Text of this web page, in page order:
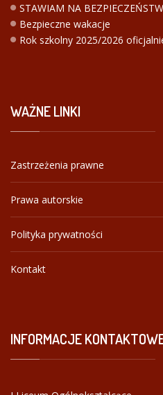
STAWIAM NA
Bezpieczne wakacje
Rok szkolny 2025/2026
WAŻNELINKI
Zastrzeżenia prawne
Prawa autorskie
Polityka prywatności
Kontakt
INFORMACJE